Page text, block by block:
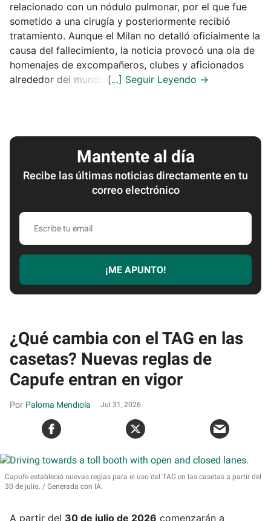
relacionado con un nódulo pulmonar, por el que fue
sometido a una cirugía y posteriormente recibió
tratamiento. Aunque el Milan no detalló oficialmente la
causa del fallecimiento, la noticia provocó una ola de
homenajes de excompañeros, clubes y aficionados
alrededor del mundo.
Mantente al día
Recibe las últimas noticias directamente en tu
correo electrónico
Escribe
email
¡ME APUNTO!
¿Qué cambia con el TAG en las
casetas? Nuevas reglas de
Capufe entran en vigor
Paloma Mendiola Jul 31, 2026
Capufe estableció nuevas reglas para el uso del TAG en las casetas a partir del
30 de julio.
Generada con IA.
A partir del 30 de julio de 2026 comenzarán a